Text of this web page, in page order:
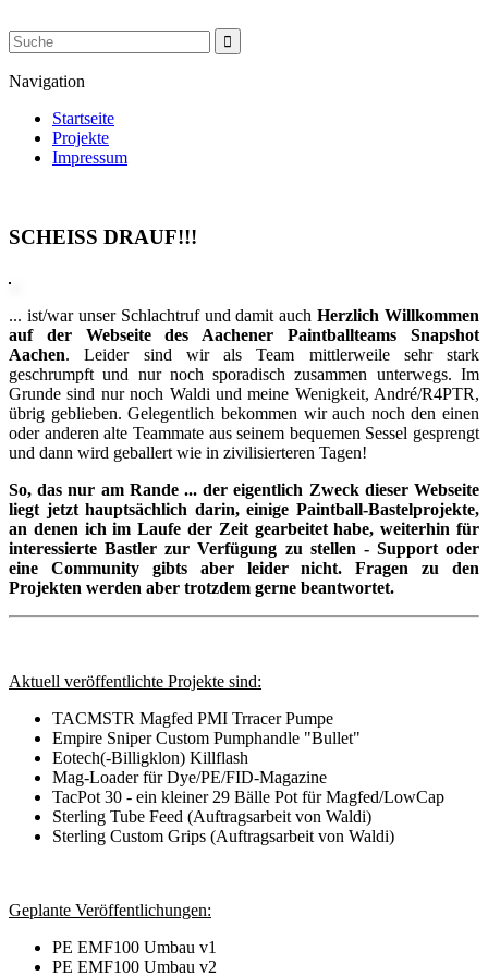
Navigation
Startseite
Projekte
Impressum
SCHEISS DRAUF!!!
... ist/war unser Schlachtruf und damit auchHerzlich Willkommen
auf der Webseite des Aachener Paintballteams Snapshot
Aachen. Leider sind wir als Team mittlerweile sehr stark
geschrumpft und nur noch sporadisch zusammen unterwegs. Im
Grunde sind nur noch Waldi und meine Wenigkeit, André/R4PTR,
übrig geblieben. Gelegentlich bekommen wir auch noch den einen
oder anderen alte Teammate aus seinem bequemen Sessel gesprengt
und dann wird geballert wie in zivilisierteren Tagen!
So, das nur am Rande ... der eigentlich Zweck dieser Webseite
liegt jetzt hauptsächlich darin, einige Paintball-Bastelprojekte,
an denen ich im Laufe der Zeit gearbeitet habe, weiterhin für
interessierte Bastler zur Verfügung zu stellen - Support oder
eine Community gibts aber leider nicht. Fragen zu den
Projekten werden aber trotzdem gerne beantwortet.
Aktuell veröffentlichte Projekte sind:
TACMSTR Magfed PMI Trracer Pumpe
Empire Sniper Custom Pumphandle "Bullet"
Eotech(-Billigklon) Killflash
Mag-Loader für Dye/PE/FID-Magazine
TacPot 30 - ein kleiner 29 Bälle Pot für Magfed/LowCap
Sterling Tube Feed (Auftragsarbeit von Waldi)
Sterling Custom Grips (Auftragsarbeit von Waldi)
Geplante Veröffentlichungen:
PE EMF100 Umbau v1
PE EMF100 Umbau v2